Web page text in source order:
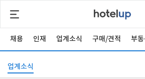
채용 인재 업계소식 구매/견적 부
업계소식